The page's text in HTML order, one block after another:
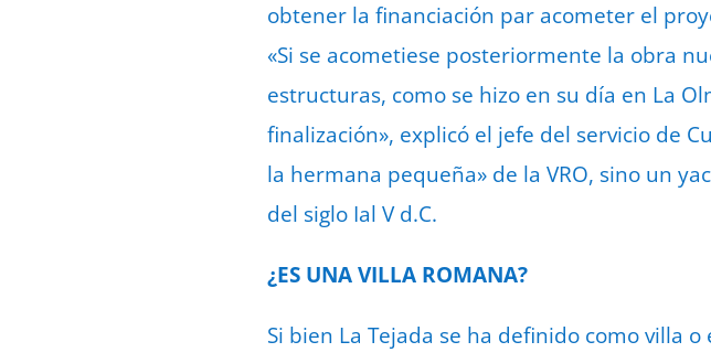
obtener la financiación par acometer el
«Si se acometiese posteriormente la obra
estructuras, como se hizo en su día en La
finalización», explicó el jefe del servicio de
la hermana pequeña» de la VRO, sino un
del siglo Ial V d.C.
¿ES UNA VILLA ROMANA?
Si bien La Tejada se ha definido como villa